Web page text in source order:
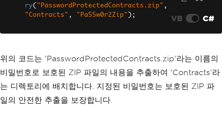
ry( "PasswordProtectedContracts.zip" ,
"Contracts" , "Pa55w0r2Zip" ); VB C#
위의 코드는 'PasswordProtectedContracts.zip'라는 이름의
비밀번호로 보호된 ZIP 파일의 내용을 추출하여 'Contracts'라
는 디렉토리에 배치합니다. 지정된 비밀번호는 보호된 ZIP 파
일의 안전한 추출을 보장합니다.